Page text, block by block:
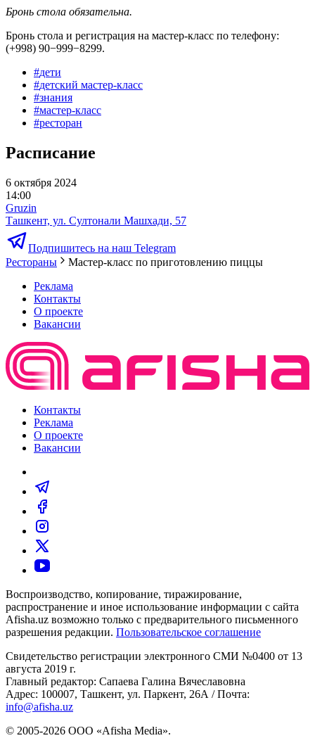
Бронь стола обязательна.
Бронь стола и регистрация на мастер-класс по телефону:
(+998) 90−999−8299.
#дети
#детский мастер-класс
#знания
#мастер-класс
#ресторан
Расписание
6 октября 2024
14:00
Gruzin
Ташкент, ул. Султонали Машхади, 57
Подпишитесь на наш Telegram
Рестораны
Мастер-класс по приготовлению пиццы
Реклама
Контакты
О проекте
Вакансии
Контакты
Реклама
О проекте
Вакансии
Воспроизводство, копирование, тиражирование,
распространение и иное использование информации с сайта
Afisha.uz возможно только с предварительного письменного
разрешения редакции. Пользовательское соглашение
Свидетельство регистрации электронного СМИ №0400 от 13
августа 2019 г.
Главный редактор: Сапаева Галина Вячеславовна
Адрес: 100007, Ташкент, ул. Паркент, 26А / Почта:
info@afisha.uz
© 2005-2026 ООО «Afisha Media».